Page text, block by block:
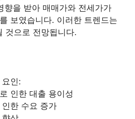
향을 받아 매매가와 전세가가
보였습니다. 이러한 트렌드는
것으로 전망됩니다.
인:
인한 대출 용이성
한 수요 증가